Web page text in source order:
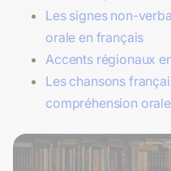
Les signes non-
orale en français
Accents régionaux
Les chansons
compréhension